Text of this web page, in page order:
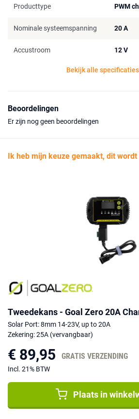
Ondersteunt de volgende batterijtypen:
Oplaadkenmerken:
Startspanning bij 25 ° C: 3-10V
LTO-batterij: 14,0V
Laadspanning bij 25 ° C: AGM-accu-
NATTE batterij: 14,7V
Calciumbatterij: 14,9V
Gel-, AGM-, WET-, calciumbatterijen -
Producttype PWM
Nominale systeemspanning 20 A
Accustroom 12 V
Bekijk alle specificaties
Beoordelingen
Er zijn nog geen beoordelingen
Ik heb mijn keuze gemaakt, dit wordt
Tweedekans - Goal Zero 20A
Solar Port: 8mm 14-23V, up to 20A
Zekering: 25A (vervangbaar)
€ 89,95 GRATIS VERZENDING
Incl. 21% BTW
Plaats in